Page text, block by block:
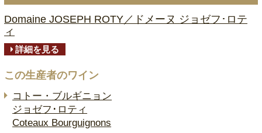
Domaine JOSEPH ROTY／ドメーヌ ジョゼフ･ロテ
ィ
詳細を見る
この生産者のワイン
コトー・ブルギニョン
ジョゼフ･ロティ
Coteaux Bourguignons